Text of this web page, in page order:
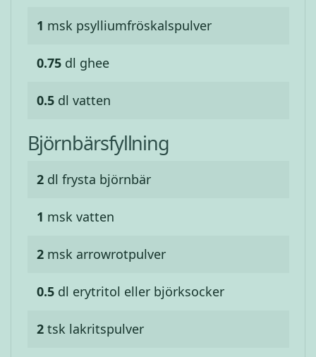
1 msk psylliumfröskalspulver
0.75 dl ghee
0.5 dl vatten
Björnbärsfyllning
2 dl frysta björnbär
1 msk vatten
2 msk arrowrotpulver
0.5 dl erytritol eller björksocker
2 tsk lakritspulver